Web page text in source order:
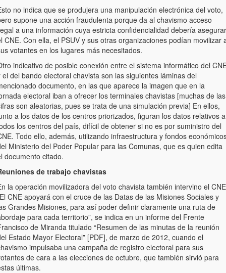
no indica que se produjera una manipulación electrónica del voto,
supone una acción fraudulenta porque da al chavismo acceso
a una información cuya estricta confidencialidad debería asegurar
CNE. Con ella, el PSUV y sus otras organizaciones podían movilizar
votantes en los lugares más necesitados.
indicativo de posible conexión entre el sistema informático del
el del bando electoral chavista son las siguientes láminas del
documento, en las que aparece la imagen que en la
electoral iban a ofrecer los terminales chavistas [muchas de las
son aleatorias, pues se trata de una simulación previa] En ellos,
a los datos de los centros priorizados, figuran los datos relativos a
los centros del país, difícil de obtener si no es por suministro del
Todo ello, además, utilizando infraestructura y fondos
Ministerio del Poder Popular para las Comunas, que es quien edita
documento citado.
de trabajo chavistas
la operación movilizadora del voto chavista también intervino el
CNE apoyará con el cruce de las Datas de las Misiones Sociales y
Grandes Misiones, para así poder definir claramente una ruta de
para cada territorio”, se indica en un informe del Frente
de Miranda titulado “Resumen de las minutas de la reunión
Estado Mayor Electoral” [PDF], de marzo de 2012, cuando el
impulsaba una campaña de registro electoral para sus
de cara a las elecciones de octubre, que también sirvió para
últimas.